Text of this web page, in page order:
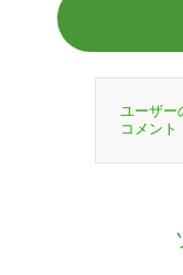
ユーザー
コメント